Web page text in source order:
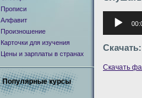
Аудиоплеер
Скачать:
Скачать
Прописи
Алфавит
Произношение
Карточки для изучения
Цены и зарплаты в странах
Популярные курсы